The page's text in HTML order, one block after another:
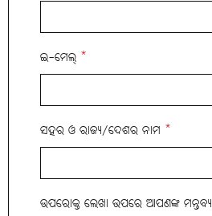
ଇ-ମେଲ୍ *
ସହର ଓ ରାଜ୍ୟ/ଦେଶର ନାମ *
ଉପରୋକ୍ତ ଲେଖା ଉପରେ ଆପଣଙ୍କ ମନ୍ତବ୍ୟ